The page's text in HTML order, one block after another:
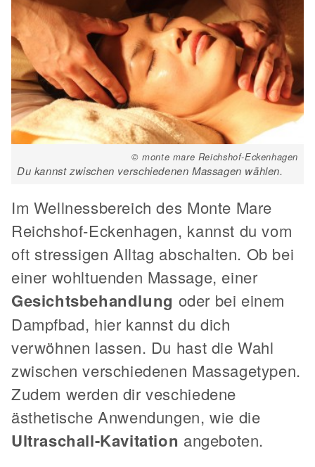
© monte mare Reichshof-Eckenhagen
Du kannst zwischen verschiedenen Massagen wählen.
Im Wellnessbereich des Monte Mare
Reichshof-Eckenhagen, kannst du vom
oft stressigen Alltag abschalten. Ob bei
einer wohltuenden Massage, einer
Gesichtsbehandlung oder bei einem
Dampfbad, hier kannst du dich
verwöhnen lassen. Du hast die Wahl
zwischen verschiedenen Massagetypen.
Zudem werden dir veschiedene
ästhetische Anwendungen, wie die
Ultraschall-Kavitation angeboten.